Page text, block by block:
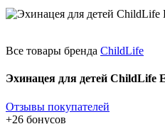
Все товары бренда ChildLife
Эхинацея для детей ChildLife
Отзывы покупателей
+26 бонусов